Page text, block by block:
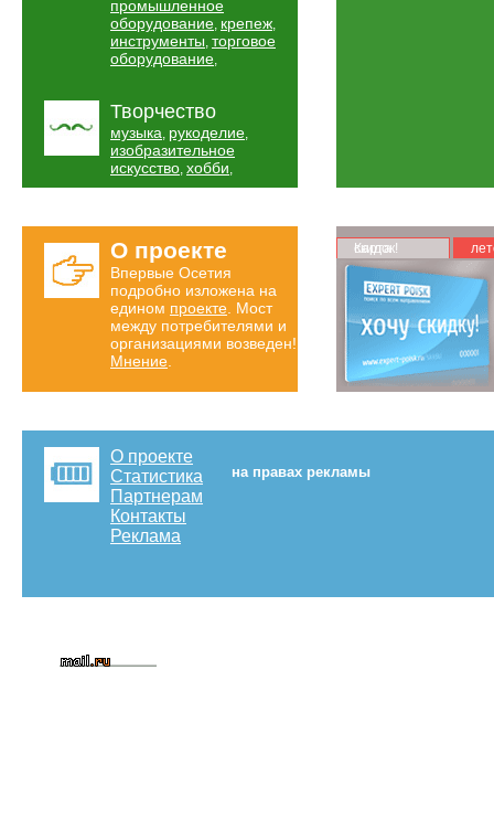
промышленное
оборудование, крепеж,
инструменты, торговое
оборудование,
Творчество
музыка, рукоделие,
изобразительное
искусство, хобби,
О проекте
Впервые Осетия
подробно изложена на
едином проекте . Мост
между потребителями и
организациями возведен!
Мнение
Карта скидок!
О проекте
Статистика
Партнерам
Контакты
Реклама
на правах рекламы